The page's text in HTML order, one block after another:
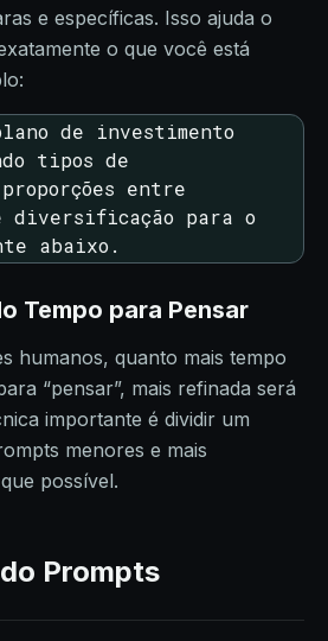
e específicas. Isso ajuda o
o que você está
de investimento
tipos de
entre
diversificação para o
abaixo.
Tempo para Pensar
humanos, quanto mais tempo
“pensar”, mais refinada será
importante é dividir um
menores e mais
possível.
Prompts